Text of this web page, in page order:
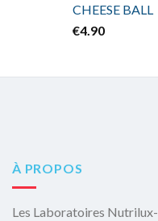
CHEESE BALL
€4.90
À PROPOS
Les Laboratoires